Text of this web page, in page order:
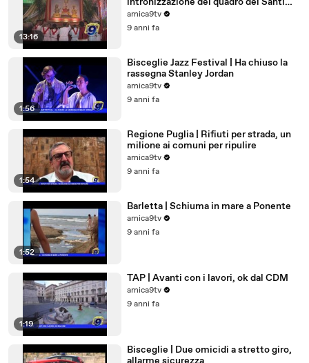
13:16
Martiri
amica9tv
9 anni fa
1:56
Bisceglie Jazz Festival | Ha chiuso la
rassegna Stanley Jordan
amica9tv
9 anni fa
1:54
Regione Puglia | Rifiuti per strada, un
milione ai comuni per ripulire
amica9tv
9 anni fa
1:52
Barletta | Schiuma in mare a Ponente
amica9tv
9 anni fa
1:19
TAP | Avanti con i lavori, ok dal CDM
amica9tv
9 anni fa
Bisceglie | Due omicidi a stretto giro,